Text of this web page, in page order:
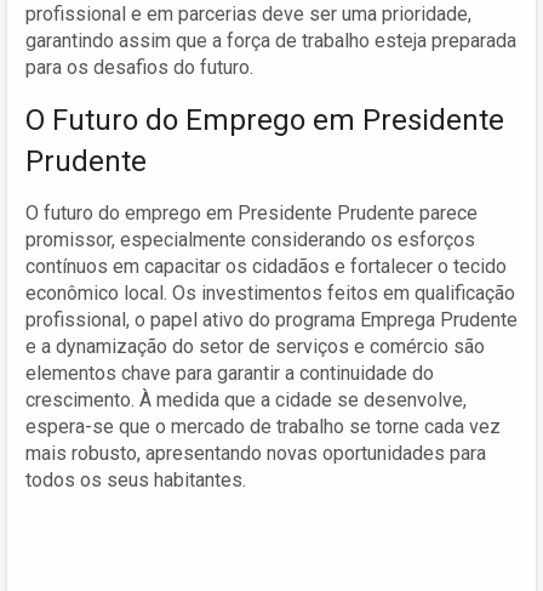
profissional e em parcerias deve ser uma prioridade,
garantindo assim que a força de trabalho esteja preparada
para os desafios do futuro.
O Futuro do Emprego em Presidente
Prudente
O futuro do emprego em Presidente Prudente parece
promissor, especialmente considerando os esforços
contínuos em capacitar os cidadãos e fortalecer o tecido
econômico local. Os investimentos feitos em qualificação
profissional, o papel ativo do programa Emprega Prudente
e a dynamização do setor de serviços e comércio são
elementos chave para garantir a continuidade do
crescimento. À medida que a cidade se desenvolve,
espera-se que o mercado de trabalho se torne cada vez
mais robusto, apresentando novas oportunidades para
todos os seus habitantes.